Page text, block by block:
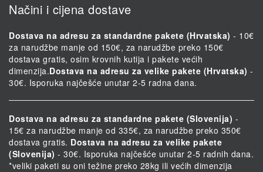
Načini i cijena dostave
Dostava na adresu za standardne pakete (Hrvatska) - 10€
za narudžbe manje od 150€, za narudžbe preko 150€
dostava gratis, osim krovnih kutija i pakete većih
dimenzija.Dostava na adresu za velike pakete (Hrvatska) -
30€. Isporuka najčešće unutar 2-5 radna dana.
Dostava na adresu za standardne pakete (Slovenija) -
15€ za narudžbe manje od 335€, za narudžbe preko 350€
dostava gratis. Dostava na adresu za velike pakete
(Slovenija) - 30€. Isporuka najčešće unutar 2-5 radnih dana.
*veliki paketi su oni težine preko 28kg ili većih dimenzija